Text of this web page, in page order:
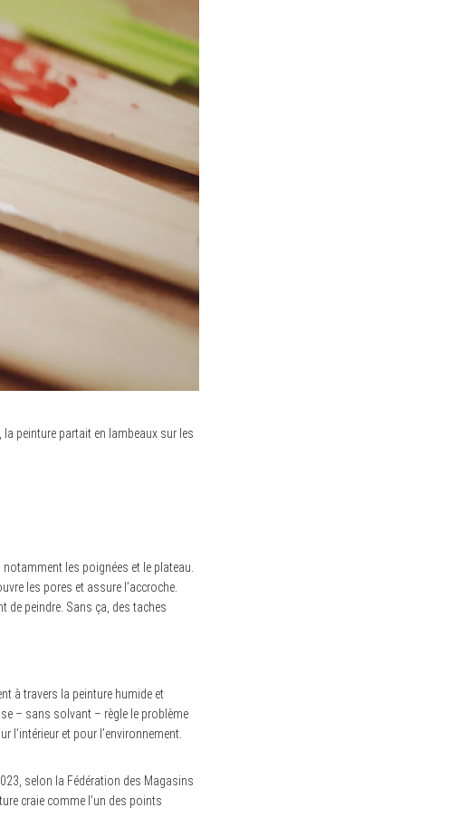
peinture partait en lambeaux sur les
les poignées et le plateau.
les pores et assure l’accroche.
de peindre. Sans ça, des taches
à travers la peinture humide et
– sans solvant – règle le problème
l’intérieur et pour l’environnement.
selon la Fédération des Magasins
craie comme l’un des points